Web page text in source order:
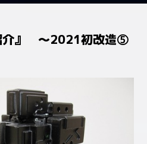
介』 ～2021初改造⑤